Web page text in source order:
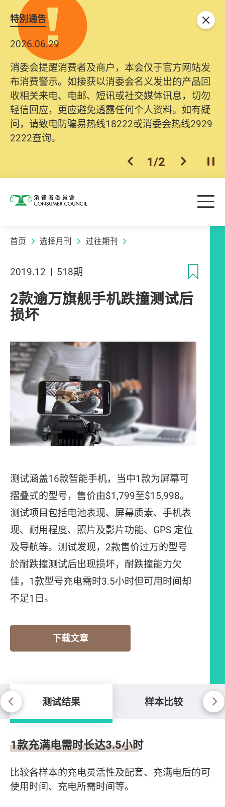
特別通告
2026.06.29
消委会提醒消费者及商户，本会仅于官方网站发
布消费警示。如接获以消委会名义发出的产品回
收相关来电、电邮、短讯或社交媒体讯息，切勿
轻信回应，更应避免透露任何个人资料。如有疑
问，请致电防骗易热线18222或消委会热线2929
2222查询。
上一个
1/2 下一个开
关闭
消费者委员会 目
首页 选择月刊 过往期刊
2019.12 518期
2款逾万旗舰手机跌撞测试后
损坏
测试涵盖16款智能手机，当中1款为屏幕可
摺叠式的型号，售价由$1,799至$15,998。
测试项目包括电池表现、屏幕质素、手机表
现、耐用程度、照片及影片功能、GPS 定位
及导航等。测试发现，2款售价过万的型号
於耐跌撞测试后出现损坏，耐跌撞能力欠
佳，1款型号充电需时3.5小时但可用时间却
不足1日。
下载文章
测试结果 样本比较
测试结果
1款充满电需时长达3.5小时
比较各样本的充电灵活性及配套、充满电后的可
使用时间、充电所需时间等。